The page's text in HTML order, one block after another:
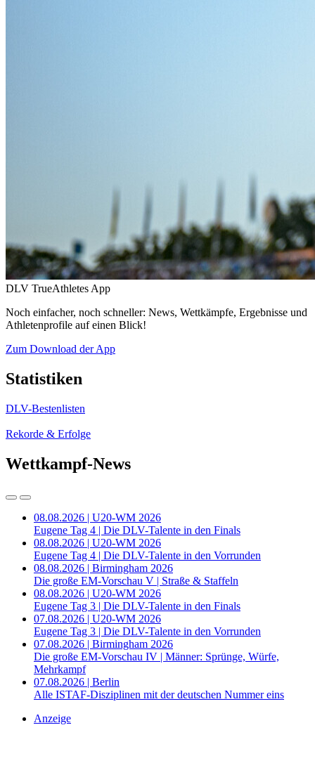
DLV TrueAthletes App
Noch einfacher, noch schneller: News, Wettkämpfe, Ergebnisse und
Athletenprofile auf einen Blick!
Zum Download der App
Statistiken
DLV-Bestenlisten
Rekorde & Erfolge
Wettkampf-News
08.08.2026 | U20-WM 2026
Eugene Tag 4 | Die DLV-Talente in den Finals
08.08.2026 | U20-WM 2026
Eugene Tag 4 | Die DLV-Talente in den Vorrunden
08.08.2026 | Birmingham 2026
Die große EM-Vorschau V | Straße & Staffeln
08.08.2026 | U20-WM 2026
Eugene Tag 3 | Die DLV-Talente in den Finals
07.08.2026 | U20-WM 2026
Eugene Tag 3 | Die DLV-Talente in den Vorrunden
07.08.2026 | Birmingham 2026
Die große EM-Vorschau IV | Männer: Sprünge, Würfe,
Mehrkampf
07.08.2026 | Berlin
Alle ISTAF-Disziplinen mit der deutschen Nummer eins
Anzeige